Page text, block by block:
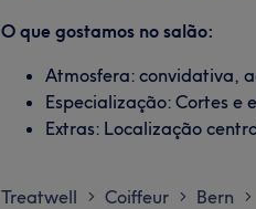
O que gostamos no salão:
Atmosfera: convidativa,
Especialização: Cortes e
Extras: Localização
Treatwell > Coiffeur > Bern >